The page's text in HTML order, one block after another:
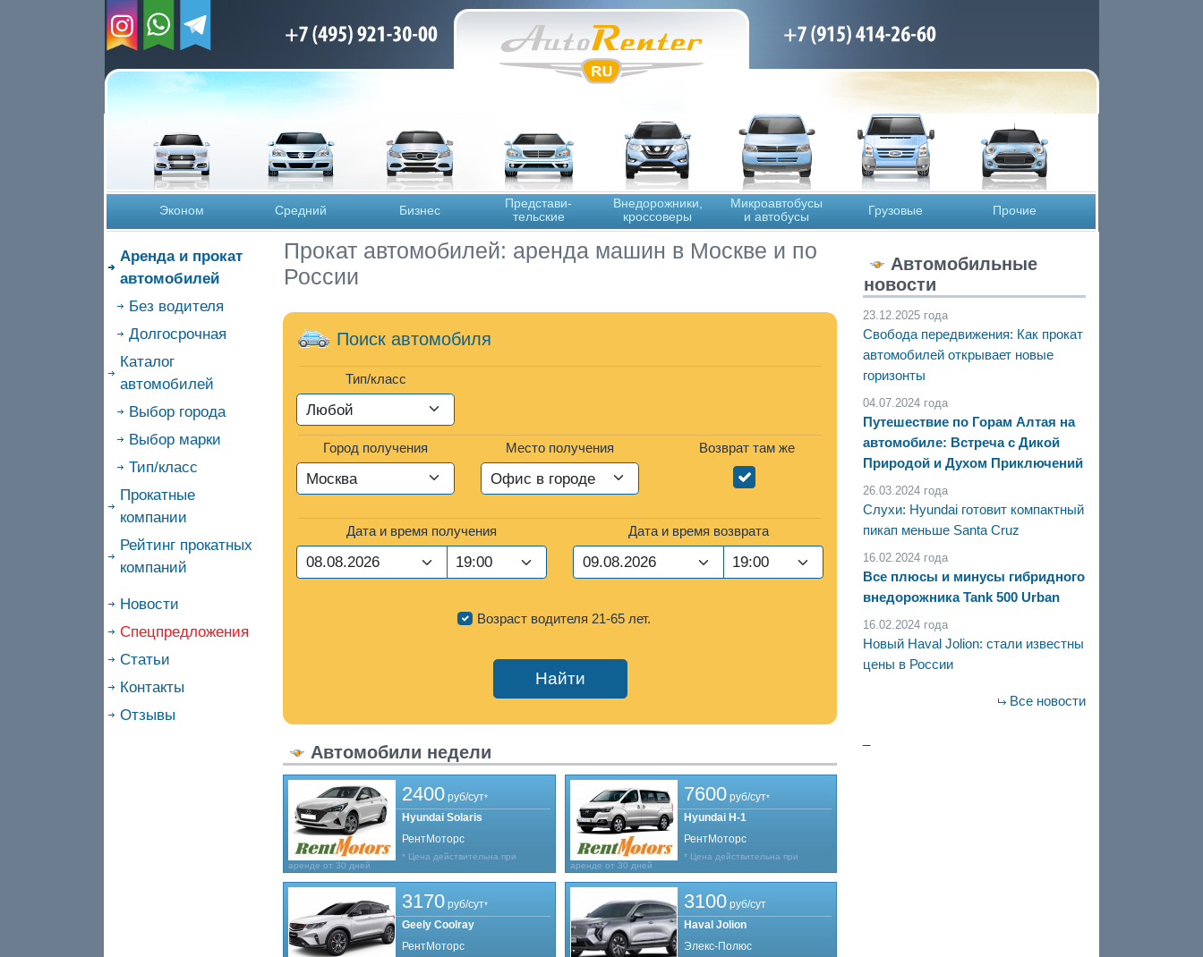
Эконом Средний Бизнес
Представи-
тельские
Внедорожники,
кроссоверы
Микроавтобусы
и автобусы
Грузовые Прочие
Аренда и прокат
автомобилей
Без водителя
Долгосрочная
Каталог
автомобилей
Выбор города
Выбор марки
Тип/класс
Прокатные
компании
Рейтинг прокатных
компаний
Новости
Спецпредложения
Статьи
Контакты
Отзывы
Прокат автомобилей: аренда машин в Москве и по
России
Поиск автомобиля
Тип/класс
Город получения Место получения Возврат там же
Дата и время получения Дата и время возврата
Возраст водителя 21-65 лет.
Автомобили недели
2400 руб/сут*
Hyundai Solaris
РентМоторс
* Цена действительна при
аренде от 30 дней
7600руб/сут*
Hyundai H-1
РентМоторс
* Цена действительна при
аренде от 30 дней
3170 руб/сут*
Geely Coolray
РентМоторс
3100руб/сут
Haval Jolion
Элекс-Полюс
Автомобильные
новости
23.12.2025 года
Свобода передвижения: Как прокат
автомобилей открывает новые
горизонты
04.07.2024 года
Путешествие по Горам Алтая на
автомобиле: Встреча с Дикой
Природой и Духом Приключений
26.03.2024 года
Слухи: Hyundai готовит компактный
пикап меньше Santa Cruz
16.02.2024 года
Все плюсы и минусы гибридного
внедорожника Tank 500 Urban
16.02.2024 года
Новый Haval Jolion: стали известны
цены в России
Все новости